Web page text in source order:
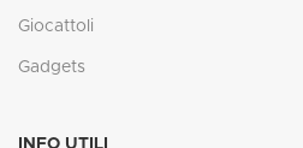
Giocattoli
Gadgets
INFO UTILI